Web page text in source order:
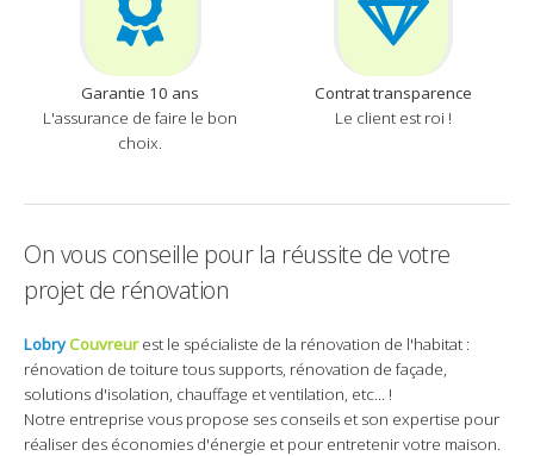
Garantie 10 ans
L'assurance de faire le bon
choix.
Contrat transparence
Le client est roi !
On vous conseille pour la réussite de votre
projet de rénovation
LobryCouvreurest le spécialiste de la rénovation de l'habitat :
rénovation de toiture tous supports, rénovation de façade,
solutions d'isolation, chauffage et ventilation, etc... !
Notre entreprise vous propose ses conseils et son expertise pour
réaliser des économies d'énergie et pour entretenir votre maison.